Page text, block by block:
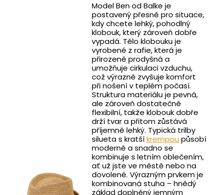
Model Ben od Balke je
postavený přesně pro situace,
kdy chcete lehký, pohodlný
klobouk, který zároveň dobře
vypadá. Tělo klobouku je
vyrobené z rafie, která je
přirozeně prodyšná a
umožňuje cirkulaci vzduchu,
což výrazně zvyšuje komfort
při nošení v teplém počasí.
Struktura materiálu je pevná,
ale zároveň dostatečně
flexibilní, takže klobouk dobře
drží tvar a přitom zůstává
příjemně lehký. Typická trilby
silueta s kratšíkrempou působí
moderně a snadno se
kombinuje s letním oblečením,
ať už jste ve městě nebo na
dovolené. Výrazným prvkem je
kombinovaná stuha – hnědý
základ doplněný jemným